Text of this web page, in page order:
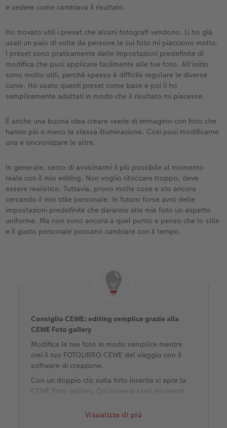
e vedere come cambiava il risultato.
Ho trovato utili i preset che alcuni fotografi vendono. Li ho già
usati un paio di volte da persone le cui foto mi piacciono molto.
I preset sono praticamente delle impostazioni predefinite di
modifica che puoi applicare facilmente alle tue foto. All'inizio
sono molto utili, perché spesso è difficile regolare le diverse
curve. Ho usato questi preset come base e poi li ho
semplicemente adattati in modo che il risultato mi piacesse.
È anche una buona idea creare «serie di immagini» con foto che
hanno più o meno la stessa illuminazione. Così puoi modificarne
una e sincronizzare le altre.
In generale, cerco di avvicinarmi il più possibile al momento
reale con il mio editing. Non voglio ritoccare troppo, deve
essere realistico. Tuttavia, provo molte cose e sto ancora
cercando il mio stile personale. In futuro forse avrò delle
impostazioni predefinite che daranno alle mie foto un aspetto
uniforme. Ma non sono ancora a quel punto e penso che lo stile
e il gusto personale possano cambiare con il tempo.
Visualizza di più
Consiglio CEWE: editing semplice grazie alla
CEWE Foto gallery
Modifica le tue foto in modo semplice mentre
crei il tuo FOTOLIBRO CEWE del viaggio con il
software di creazione.
Con un doppio clic sulla foto inserita si apre la
CEWE Foto gallery. Qui troverai tanti strumenti
allineamento dell'orizzonte e altro ancora. Sono